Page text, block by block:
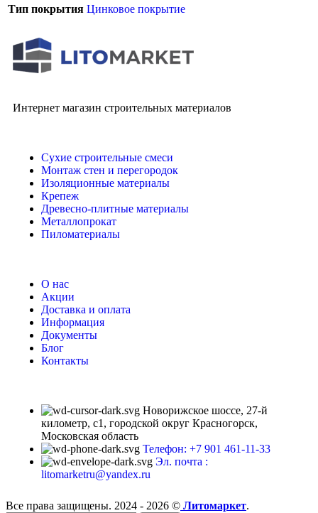
Тип покрытия Цинковое покрытие
Интернет магазин строительных материалов
Сухие строительные смеси
Монтаж стен и перегородок
Изоляционные материалы
Крепеж
Древесно-плитные материалы
Металлопрокат
Пиломатериалы
О нас
Акции
Доставка и оплата
Информация
Документы
Блог
Контакты
Новорижское шоссе, 27-й
километр, с1, городской округ Красногорск,
Московская область
Телефон: +7 901 461-11-33
Эл. почта :
litomarketru@yandex.ru
Все права защищены. 2024 - 2026 © Литомаркет.